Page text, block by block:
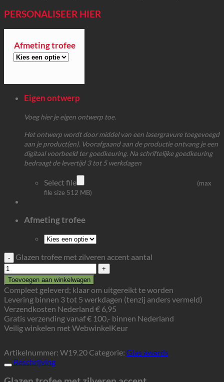
PERSONALISEER HIER
Afmeting trofee
Eigen ontwerp
Voeg hier je eigen ontwerp toe.
Het ontwerp wordt door middel van een lasergravure toegevoegd
aan je product(en). Voorafgaand aan de productie ontvang je een
digitaal voorbeeld ter goedkeuring. Na schriftelijke goedkeuring
bedraagt de levertijd 3 tot 5 werkdagen
Select file
(max
file size 512 MB)
Afmeting trofee
Glazen trofee met zilveren accent aantal
Toevoegen aan winkelwagen
Compleet geleverd; klaar om uitgereikt te worden
Levering binnen 3 tot 5 werkdagen (tenzij anders vermeld)
Verzendkosten Nederland € 6,95
Gratis verzending vanaf € 100,- binnen Nederland
Veilig winkelen met WebwinkelKeur
Artikelnummer: W19.20 Categorie: Glas awards
Beschrijving